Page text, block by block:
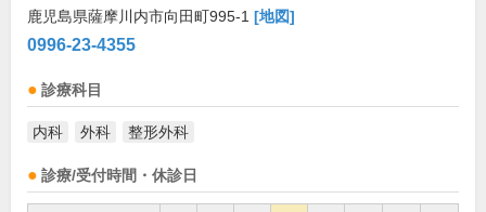
鹿児島県薩摩川内市向田町995-1 [地図]
0996-23-4355
診療科目
内科 外科 整形外科
診療/受付時間・休診日